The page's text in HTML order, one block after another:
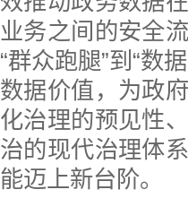
业务之间的安全
“群众跑腿”到“数
数据价值，为政
化治理的预见性
治的现代治理体
能迈上新台阶。